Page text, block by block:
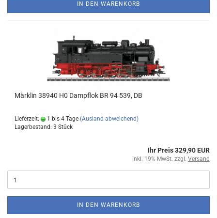
IN DEN WARENKORB
Märklin 38940 H0 Dampflok BR 94 539, DB
Lieferzeit: 1 bis 4 Tage (Ausland abweichend)
Lagerbestand: 3 Stück
Ihr Preis 329,90 EUR
inkl. 19% MwSt. zzgl. Versand
IN DEN WARENKORB